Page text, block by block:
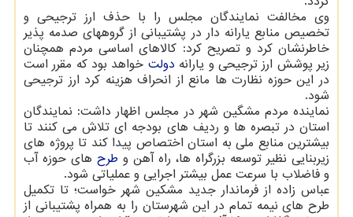
وی مخالفت نمایندگان مجلس را با حذف ارز ترجیحی و
تخصیص منابع یارانه دار در پشتیبانی از گروههای صدمه پذیر
خاطرنشان کرد و تصریح کرد: کالاهای اساسی مردم همچنان
زیر پوشش ارز ترجیحی و یارانه دولت خواهد بود که مقرر است
در این حوزه نظارت ها مانع از انحراف هزینه کرد ارز ترجیحی
شود.
نماینده مردم مشگین شهر در مجلس اظهار داشت: نمایندگان
استان در تبصره ها و ردیف های بودجه ای تلاش می کنند تا
بیشترین منابع ملی به استان اختصاص پیدا کند تا پروژه های
زیربنایی نظیر توسعه بزرگراه ها، راه آهن و طرح های حوزه آب
و فاضلاب با سرعت عمل بیشتر اجرایی و عملیاتی شود.
عباس زاده از فرماندار جدید مشکین شهر خواست؛ تا تکمیل
طرح های نیمه تمام در این شهرستان را به همراه پشتیبانی از